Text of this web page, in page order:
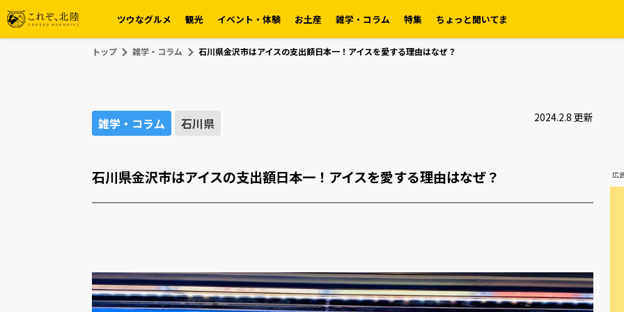
ツウなグルメ 観光 イベント・体験 お土産 雑学・コラム 特集 ちょっと聞いてま
トップ 雑学・コラム 石川県金沢市はアイスの支出額日本一！アイスを愛する理由はなぜ？
雑学・コラム 石川県 2024.2.8 更新
石川県金沢市はアイスの支出額日本一！アイスを愛する理由はなぜ？ 広